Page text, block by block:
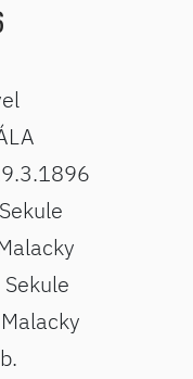
Sekule
Sekule
Malacky